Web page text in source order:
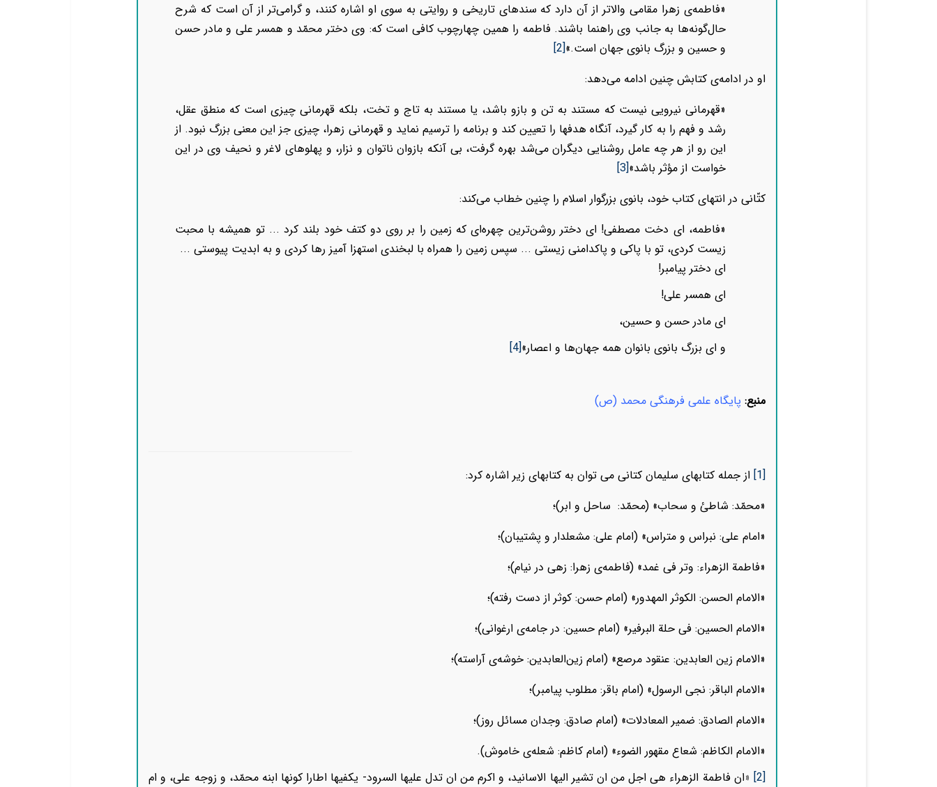
«فاطمه‏‌ی زهرا مقامی والاتر از آن دارد که سندهای تاریخی و روایتی به سوی او اشاره کنند، و گرامی‏‌تر از آن است که شرح
حال‌گونه‏‌ها به جانب وی راهنما باشند. فاطمه را همین چهارچوب کافی است که: وی دختر محمّد و همسر علی و مادر حسن
و حسین و بزرگ بانوی جهان است.
»
[2]
او در ادامه‌ی کتابش چنین ادامه می‌دهد:
«قهرمانی نیرویی نیست که مستند به تن و بازو باشد، یا مستند به تاج و تخت، بلکه قهرمانی چیزی است که منطق عقل،
رشد و فهم را به کار گیرد، آنگاه هدف‏ها را تعیین کند و برنامه را ترسیم نماید و قهرمانی زهرا، چیزی جز این معنی بزرگ نبود. از
این رو از هر چه عامل روشنایی دیگران می‏‌شد بهره گرفت، بی آنکه بازوان ناتوان و نزار، و پهلوهای لاغر و نحیف وی در این
خواست از مؤثر باشد»[3]
کتّانی در انتهای کتاب خود، بانوی بزرگوار اسلام را چنین خطاب می‌کند:
«فاطمه، ای دخت مصطفی! ای دختر روشن‏‌ترین چهره‏‌ای که زمین را بر روی دو کتف خود بلند کرد ... تو همیشه با محبت
زیست کردی، تو با پاکی و پاکدامنی زیستی ... سپس زمین را همراه با لبخندی استهزا آمیز رها کردی و به ابدیت پیوستی ...
ای دختر پیامبر!
ای همسر علی!
ای مادر حسن و حسین،
و ای بزرگ بانوی بانوان همه جهان‌ها و اعصار»
[4]
منبع: پایگاه علمی فرهنگی محمد (ص)
[1] از جمله کتابهای سلیمان کتانی می توان به کتابهای زیر اشاره کرد:
«محمّد: شاطئ و سحاب» (محمّد: ساحل و ابر)؛
«امام علی: نبراس و متراس» (امام علی: مشعلدار و پشتیبان)؛
«فاطمة الزهراء: وتر فی غمد» (فاطمه‌ی زهرا: زهی در نیام)؛
«الامام الحسن: الکوثر المهدور» (امام حسن: کوثر از دست رفته)؛
«الامام الحسین: فی حلة البرفیر» (امام حسین: در جامه‌ی ارغوانی)؛
«الامام زین العابدین: عنقود مرصع» (امام زین‌العابدین: خوشه‌ی آراسته)؛
«الامام الباقر: نجی الرسول» (امام باقر: مطلوب پیامبر)؛
«الامام الصادق: ضمیر المعادلات» (امام صادق: وجدان مسائل روز)؛
«الامام الکاظم: شعاع مقهور الضوء» (امام کاظم: شعله‌ی خاموش).
[2]
«ان فاطمة الزهراء هى اجل من ان تشير اليها الاسانيد، و اكرم من ان تدل عليها السرود- يكفيها اطارا كونها ابنه محمّد، و زوجه على، و ام